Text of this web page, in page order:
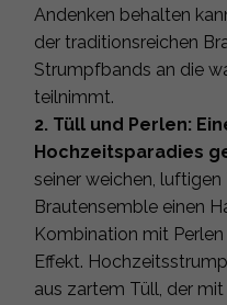
Andenken behalten
der traditionsreichen
Strumpfbands an die
teilnimmt.
2. Tüll und Perlen:
Hochzeitsparadies
seiner weichen, luftigen
Brautensemble einen
Kombination mit
Effekt.
aus zartem Tüll, der